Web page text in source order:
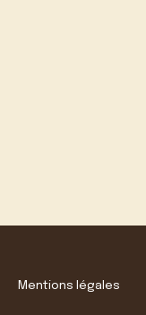
Mentions légales